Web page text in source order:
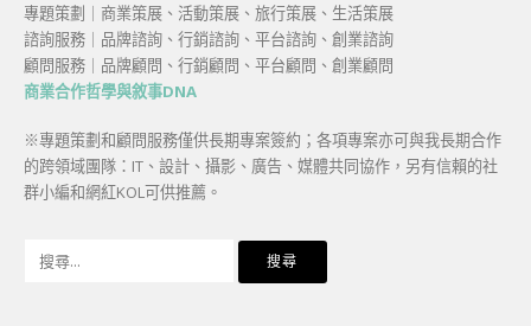
專題策劃｜商業策展、活動策展、旅行策展、生活策展
諮詢服務｜品牌諮詢、行銷諮詢、平台諮詢、創業諮詢
顧問服務｜品牌顧問、行銷顧問、平台顧問、創業顧問
商業合作哲學與敘事DNA
※專題策劃和顧問服務僅供長期專案簽約；各項專案亦可與我長期合作
的跨領域團隊：IT、設計、攝影、廣告、媒體共同協作，另有信賴的社
群小編和網紅KOL可供推薦。